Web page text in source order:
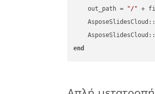
    out_path =
"/" +
end